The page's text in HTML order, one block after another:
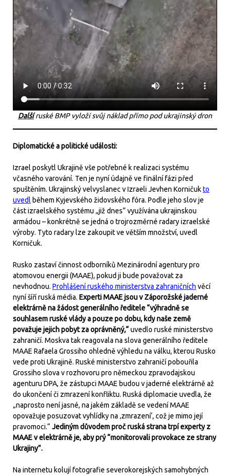
Dalšíruské BMP vyloží svůj náklad přímo pod ukrajinský dron
Diplomatické a politické události:
Izrael poskytl Ukrajině vše potřebné k realizaci systému
včasného varování. Ten je nyní údajně ve finální fázi před
spuštěním. Ukrajinský velvyslanec v Izraeli Jevhen Korničukto
uvedl během Kyjevského židovského fóra. Podle jeho slov je
část izraelského systému „již dnes“ využívána ukrajinskou
armádou – konkrétně se jedná o trojrozměrné radary izraelské
výroby. Tyto radary lze zakoupit ve větším množství, uvedl
Korničuk.
Rusko zastaví činnost odborníků Mezinárodní agentury pro
atomovou energii (MAAE), pokud ji bude považovat za
nevhodnou. Prohlášení ruského ministerstva zahraničních věcí
nyní šíří ruská média. Experti MAAE jsou v Záporožské jaderné
elektrárně na žádost generálního ředitele “výhradně se
souhlasem ruské vlády a pouze po dobu, kdy naše země
považuje jejich pobyt za oprávněný,“uvedlo ruské ministerstvo
zahraničí. Moskva tak reagovala na slova generálního ředitele
MAAE Rafaela Grossiho ohledně výhledu na válku, kterou Rusko
vede proti Ukrajině. Ruské ministerstvo zahraničí pobouřila
Grossiho slova v rozhovoru pro německou zpravodajskou
agenturu DPA, že zástupci MAAE budou v jaderné elektrárně až
do ukončení či zmrazení konfliktu. Ruská diplomacie uvedla, že
„naprosto není jasné, na jakém základě se vedení MAAE
opovažuje posuzovat vyhlídky na ‚zmrazení‘, což je mimo její
pravomoci.“ Jediným důvodem proč ruská strana trpí experty z
MAAE v elektrárně je, aby prý “monitorovali provokace ze strany
Ukrajiny”.
Na internetu kolují fotografie severokorejských samohybných